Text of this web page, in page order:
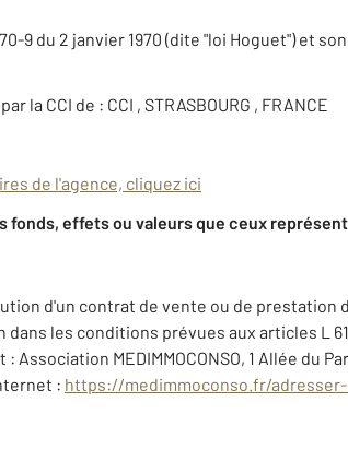
9 du 2 janvier 1970 (dite "loi Hoguet") et
la CCI de : CCI , STRASBOURG , FRANCE
de l'agence, cliquez ici
fonds, effets ou valeurs que ceux
d'un contrat de vente ou de
les conditions prévues aux articles L
MEDIMMOCONSO, 1 Allée du
: https://medimmoconso.fr/